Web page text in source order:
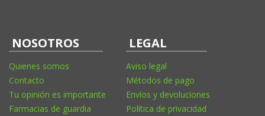
NOSOTROS
Quienes somos
Contacto
Tu opinión es importante
Farmacias de guardia
LEGAL
Aviso legal
Métodos de pago
Envíos y devoluciones
Política de privacidad